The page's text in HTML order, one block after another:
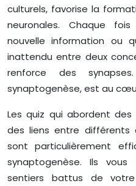
culturels, favorise la
neuronales. Chaque
nouvelle information ou
inattendu entre deux
renforce des
synaptogenèse, est au
Les quiz qui abordent
des liens entre différents
sont particulièrement
synaptogenèse. Ils
sentiers battus de